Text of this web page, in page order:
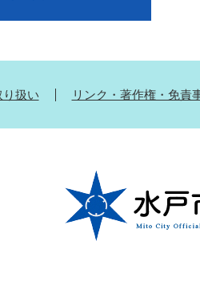
扱い リンク・著作権・免責